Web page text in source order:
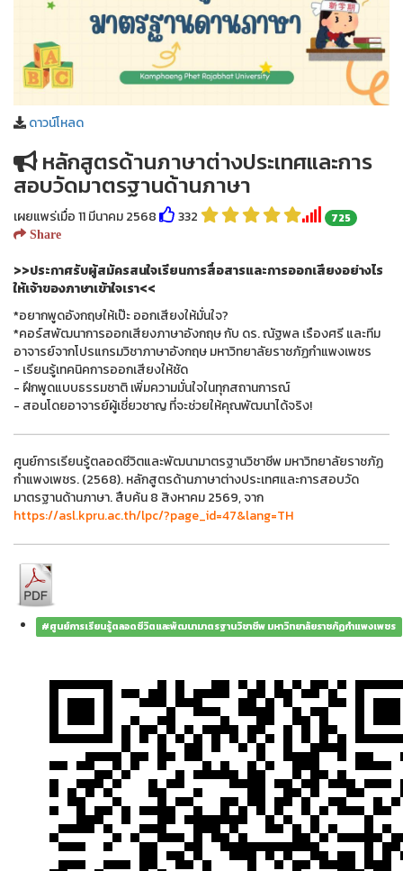
ดาวน์โหลด
หลักสูตรด้านภาษาต่างประเทศและการ
สอบวัดมาตรฐานด้านภาษา
เผยแพร่เมื่อ 11 มีนาคม 2568 332 725
Share
>>ประกาศรับผู้สมัครสนใจเรียนการสื่อสารและการออกเสียงอย่างไร
ให้เจ้าของภาษาเข้าใจเรา<<
*อยากพูดอังกฤษให้เป๊ะ ออกเสียงให้มั่นใจ?
*คอร์สพัฒนาการออกเสียงภาษาอังกฤษ กับ ดร. ณัฐพล เรืองศรี และทีม
อาจารย์จากโปรแกรมวิชาภาษาอังกฤษ มหาวิทยาลัยราชภัฏกำแพงเพชร
- เรียนรู้เทคนิคการออกเสียงให้ชัด
- ฝึกพูดแบบธรรมชาติ เพิ่มความมั่นใจในทุกสถานการณ์
- สอนโดยอาจารย์ผู้เชี่ยวชาญ ที่จะช่วยให้คุณพัฒนาได้จริง!
ศูนย์การเรียนรู้ตลอดชีวิตและพัฒนามาตรฐานวิชาชีพ มหาวิทยาลัยราชภัฏ
กำแพงเพชร. (2568). หลักสูตรด้านภาษาต่างประเทศและการสอบวัด
มาตรฐานด้านภาษา. สืบค้น 8 สิงหาคม 2569, จาก
https://asl.kpru.ac.th/lpc/?page_id=47&lang=TH
#ศูนย์การเรียนรู้ตลอดชีวิตและพัฒนามาตรฐานวิชาชีพ มหาวิทยาลัยราชภัฏกำแพงเพชร